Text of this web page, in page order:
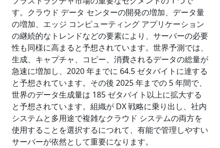
す。クラウド データ センターの開発の増加、データ量
の増加、エッジ コンピューティング アプリケーション
の継続的なトレンドなどの要素により、サーバーの必要
性も同様に高まると予想されています。世界予測では、
生成、キャプチャ、コピー、消費されるデータの総量が
急速に増加し、2020 年までに 64.5 ゼタバイトに達する
と予想されています。その後 2025 年までの 5 年間で、
世界のデータ生成量は 185 ゼタバイト以上に拡大する
と予想されています。組織が DX 戦略に乗り出し、社内
システムと多用途で複雑なクラウド システムの両方を
使用することを選択するにつれて、有能で管理しやすい
サーバーが依然として重要になります。